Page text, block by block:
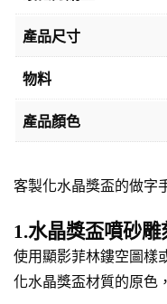
產品尺寸
物料
產品顏色
客製化水晶獎盃的做字
1.水晶獎盃噴砂雕
使用顯影菲林鏤空圖樣
化水晶獎盃材質的原色